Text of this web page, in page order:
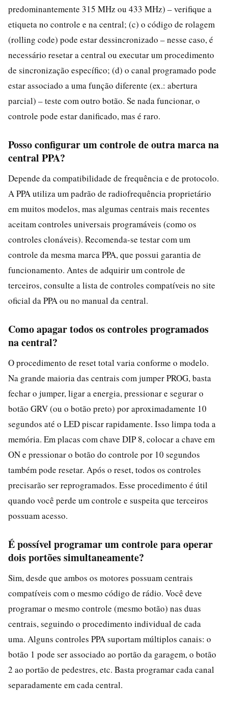
predominantemente 315 MHz ou 433 MHz) – verifique a
etiqueta no controle e na central; (c) o código de rolagem
(rolling code) pode estar dessincronizado – nesse caso, é
necessário resetar a central ou executar um procedimento
de sincronização específico; (d) o canal programado pode
estar associado a uma função diferente (ex.: abertura
parcial) – teste com outro botão. Se nada funcionar, o
controle pode estar danificado, mas é raro.
Posso configurar um controle de outra marca na
central PPA?
Depende da compatibilidade de frequência e de protocolo.
A PPA utiliza um padrão de radiofrequência proprietário
em muitos modelos, mas algumas centrais mais recentes
aceitam controles universais programáveis (como os
controles clonáveis). Recomenda-se testar com um
controle da mesma marca PPA, que possui garantia de
funcionamento. Antes de adquirir um controle de
terceiros, consulte a lista de controles compatíveis no site
oficial da PPA ou no manual da central.
Como apagar todos os controles programados
na central?
O procedimento de reset total varia conforme o modelo.
Na grande maioria das centrais com jumper PROG, basta
fechar o jumper, ligar a energia, pressionar e segurar o
botão GRV (ou o botão preto) por aproximadamente 10
segundos até o LED piscar rapidamente. Isso limpa toda a
memória. Em placas com chave DIP 8, colocar a chave em
ON e pressionar o botão do controle por 10 segundos
também pode resetar. Após o reset, todos os controles
precisarão ser reprogramados. Esse procedimento é útil
quando você perde um controle e suspeita que terceiros
possuam acesso.
É possível programar um controle para operar
dois portões simultaneamente?
Sim, desde que ambos os motores possuam centrais
compatíveis com o mesmo código de rádio. Você deve
programar o mesmo controle (mesmo botão) nas duas
centrais, seguindo o procedimento individual de cada
uma. Alguns controles PPA suportam múltiplos canais: o
botão 1 pode ser associado ao portão da garagem, o botão
2 ao portão de pedestres, etc. Basta programar cada canal
separadamente em cada central.